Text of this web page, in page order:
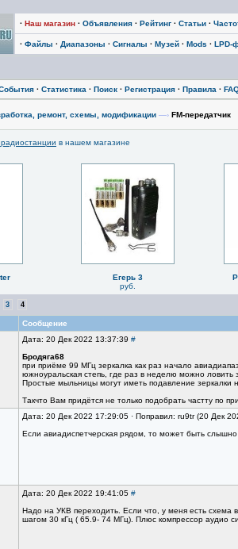
· Наш магазин · Объявления · Рейтинг · Статьи ·
· Файлы · Диапазоны · Сигналы · Музей · Mods · LPD-
· Статистика · Поиск · Регистрация · Правила ·
ремонт, схемы, модификации —› FM-передатчик
в нашем магазине
Егерь 3
руб.
3 4
Сообщение
Дата: 20 Дек 2022 13:37:39 #
Бродяга68
при приёме 99 МГц зеркалка как раз начало
южноуральская степь, где раз в неделю можно
Простые мыльницы могут иметь подавление зеркалки
Такчто Вам придётся не только подобрать частту по
Дата: 20 Дек 2022 17:29:05 · Поправил: ru9tr (20 Дек
Если авиадиспетчерская рядом, то может быть
Дата: 20 Дек 2022 19:41:05 #
Надо на УКВ переходить. Если что, у меня есть схема
шагом 30 кГц ( 65.9- 74 МГц). Плюс компрессор аудио